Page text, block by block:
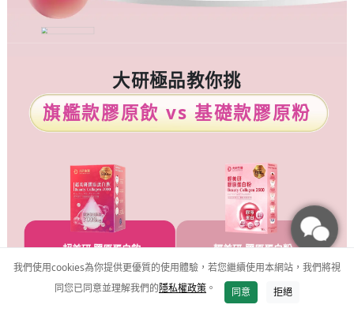
加入購物車
大研極品教你挑
旗艦款膠原飲vs基礎款膠原粉
超美研 膠原蛋白飲
飲品
輕美研 膠原蛋白粉
粉包
我們使用cookies為你提供更優質的使用體驗，若您繼續使用本網站，我們將視
同您已同意並理解我們的隱私權政策 。 同意 拒絕